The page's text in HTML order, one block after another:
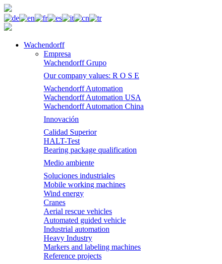
Wachendorff
Empresa
Wachendorff Grupo
Our company values: R O S E
Wachendorff Automation
Wachendorff Automation USA
Wachendorff Automation China
Innovación
Calidad Superior
HALT-Test
Bearing package qualification
Medio ambiente
Soluciones industriales
Mobile working machines
Wind energy
Cranes
Aerial rescue vehicles
Automated guided vehicle
Industrial automation
Heavy Industry
Markers and labeling machines
Reference projects